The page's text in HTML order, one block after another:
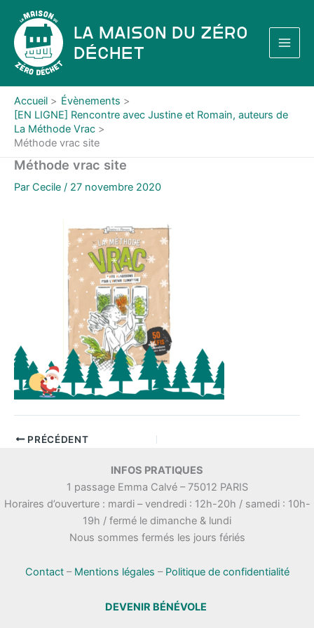
contenu
La Maison du Zéro
Déchet
Accueil
Évènements
[EN LIGNE] Rencontre avec Justine et Romain, auteurs de
La Méthode Vrac
Méthode vrac site
Méthode vrac site
Par Cecile / 27 novembre 2020
PRÉCÉDENT
INFOS PRATIQUES
1 passage Emma Calvé – 75012 PARIS
Horaires d’ouverture : mardi – vendredi : 12h-20h / samedi : 10h-
19h / fermé le dimanche & lundi
Nous sommes fermés les jours fériés
Contact– Mentions légales – Politique de confidentialité
DEVENIR BÉNÉVOLE